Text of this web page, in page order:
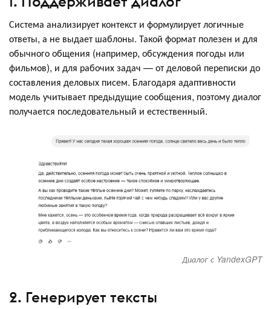
Система анализирует контекст и формулирует логичные
ответы, а не выдает шаблоны. Такой формат полезен и для
обычного общения (например, обсуждения погоды или
фильмов), и для рабочих задач — от деловой переписки до
составления деловых писем. Благодаря адаптивности
модель учитывает предыдущие сообщения, поэтому диалог
получается последовательный и естественный.
Диалог с YandexGPT
2. Генерирует тексты